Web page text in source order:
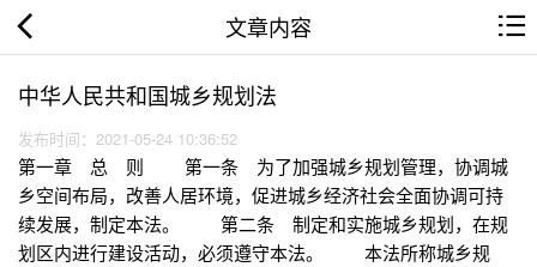
文章内容
中华人民共和国城乡规划法
发布时间：2021-05-24 10:36:52
第一章 总 则 第一条 为了加强城乡规划管理，协调城
乡空间布局，改善人居环境，促进城乡经济社会全面协调可持
续发展，制定本法。 第二条 制定和实施城乡规划，在规
划区内进行建设活动，必须遵守本法。 本法所称城乡规